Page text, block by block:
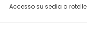
Accesso su sedia a rotelle